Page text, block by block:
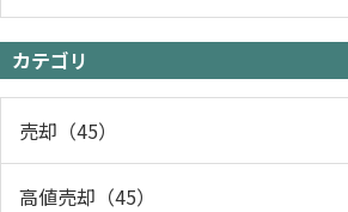
カテゴリ
売却（45）
高値売却（45）